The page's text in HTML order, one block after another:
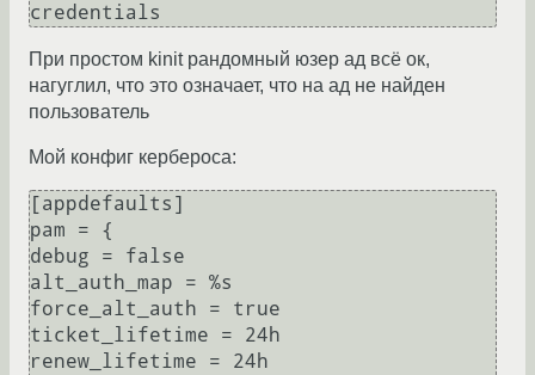
credentials
При простом kinit рандомный юзер ад всё ок,
нагуглил, что это означает, что на ад не найден
пользователь
Мой конфиг кербероса:
[appdefaults]
pam = {
debug = false
alt_auth_map = %s
force_alt_auth = true
ticket_lifetime = 24h
renew_lifetime = 24h